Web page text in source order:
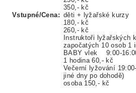
Vstupné/Cena:
350,- kč
děti + lyžařské kurzy
180,- kč
260,- kč
Instruktoři lyžařských
započatých 10 osob 1
BABY vlek 9:00-
1 hodina 60,- kč
Večerní lyžování
jiné dny po dohodě)
osoba 150,- kč